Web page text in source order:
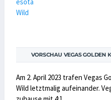
VORSCHAU VEGAS GOLDEN
Am 2. April 2023 trafen Vegas
Wild letztmalig aufeinander.